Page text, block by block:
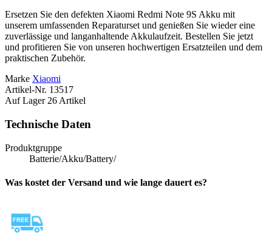
Ersetzen Sie den defekten Xiaomi Redmi Note 9S Akku mit
unserem umfassenden Reparaturset und genießen Sie wieder eine
zuverlässige und langanhaltende Akkulaufzeit. Bestellen Sie jetzt
und profitieren Sie von unseren hochwertigen Ersatzteilen und dem
praktischen Zubehör.
Marke Xiaomi
Artikel-Nr. 13517
Auf Lager 26 Artikel
Technische Daten
Produktgruppe
Batterie/Akku/Battery/
Was kostet der Versand und wie lange dauert es?